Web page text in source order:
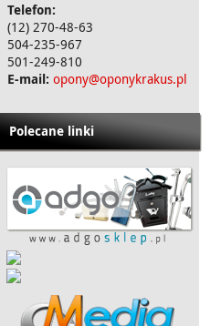
Telefon:
(12) 270-48-63
504-235-967
501-249-810
E-mail: opony@oponykrakus.pl
Polecane linki